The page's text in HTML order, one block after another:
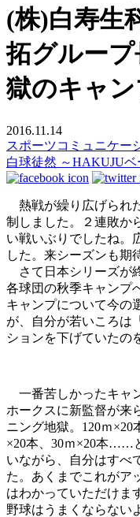
(株)白寿生
拓グループ
獄のキャン
2016.11.14
スポーツコミュニケー
白球徒然 ～HAKUJU
熱戦が繰り広げられ
制しました。２連敗か
い戦いぶりでしたね。
した。来シーズンも期
さて日本シリーズが
各球団の秋季キャンプ
キャンプについて今の
が、自分が若いころは
ションを下げていたの
一番苦しかったキャ
ホークスに新監督が来
ニング地獄。120ｍ×20
×20本、30ｍ×20本……
いながら、自分はすべ
た。あくまでこれがア
はわかっていただけま
野球はうまくならない